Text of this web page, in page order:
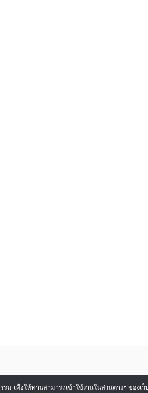
เพื่อให้ท่านสามารถเข้าใช้งานในส่วนต่างๆ ของเ